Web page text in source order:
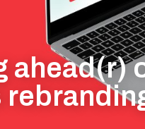
ahead(r)